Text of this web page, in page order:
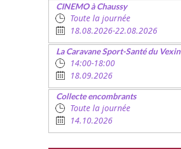
CINEMO à Chaussy
Toute la journée
18.08.2026-22.08.2026
La Caravane Sport-Santé du Vexin
14:00-18:00
18.09.2026
Collecte encombrants
Toute la journée
14.10.2026